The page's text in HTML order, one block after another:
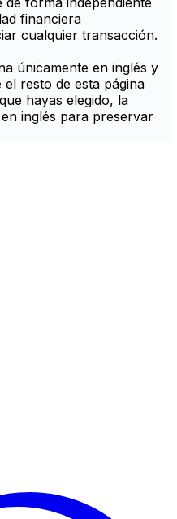
financiera
cualquier transacción.
únicamente en inglés y
resto de esta página
hayas elegido, la
inglés para preservar